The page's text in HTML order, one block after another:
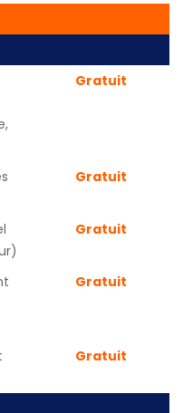
Gratuit
Gratuit
Gratuit
Gratuit
Gratuit